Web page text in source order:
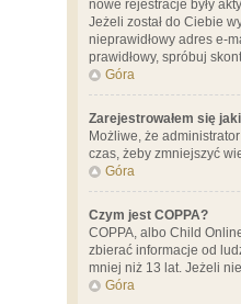
nowe rejestracje były
Jeżeli został do Ciebie
nieprawidłowy adres e-
prawidłowy, spróbuj
Góra
Zarejestrowałem się
Możliwe, że
czas, żeby zmniejszyć
Góra
Czym jest COPPA?
COPPA, albo Child
zbierać informacje od
mniej niż 13 lat. Jeżeli
Góra